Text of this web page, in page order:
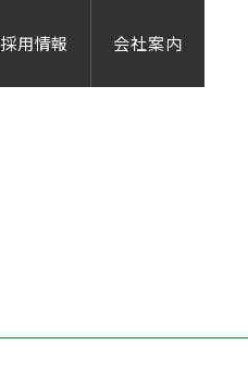
採用情報 会社案内